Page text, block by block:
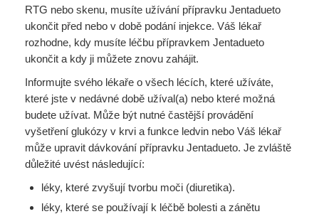
RTG nebo skenu, musíte užívání přípravku Jentadueto
ukončit před nebo v době podání injekce. Váš lékař
rozhodne, kdy musíte léčbu přípravkem Jentadueto
ukončit a kdy ji můžete znovu zahájit.
Informujte svého lékaře o všech lécích, které užíváte,
které jste v nedávné době užíval(a) nebo které možná
budete užívat. Může být nutné častější provádění
vyšetření glukózy v krvi a funkce ledvin nebo Váš lékař
může upravit dávkování přípravku Jentadueto. Je zvláště
důležité uvést následující:
léky, které zvyšují tvorbu moči (diuretika).
léky, které se používají k léčbě bolesti a zánětu